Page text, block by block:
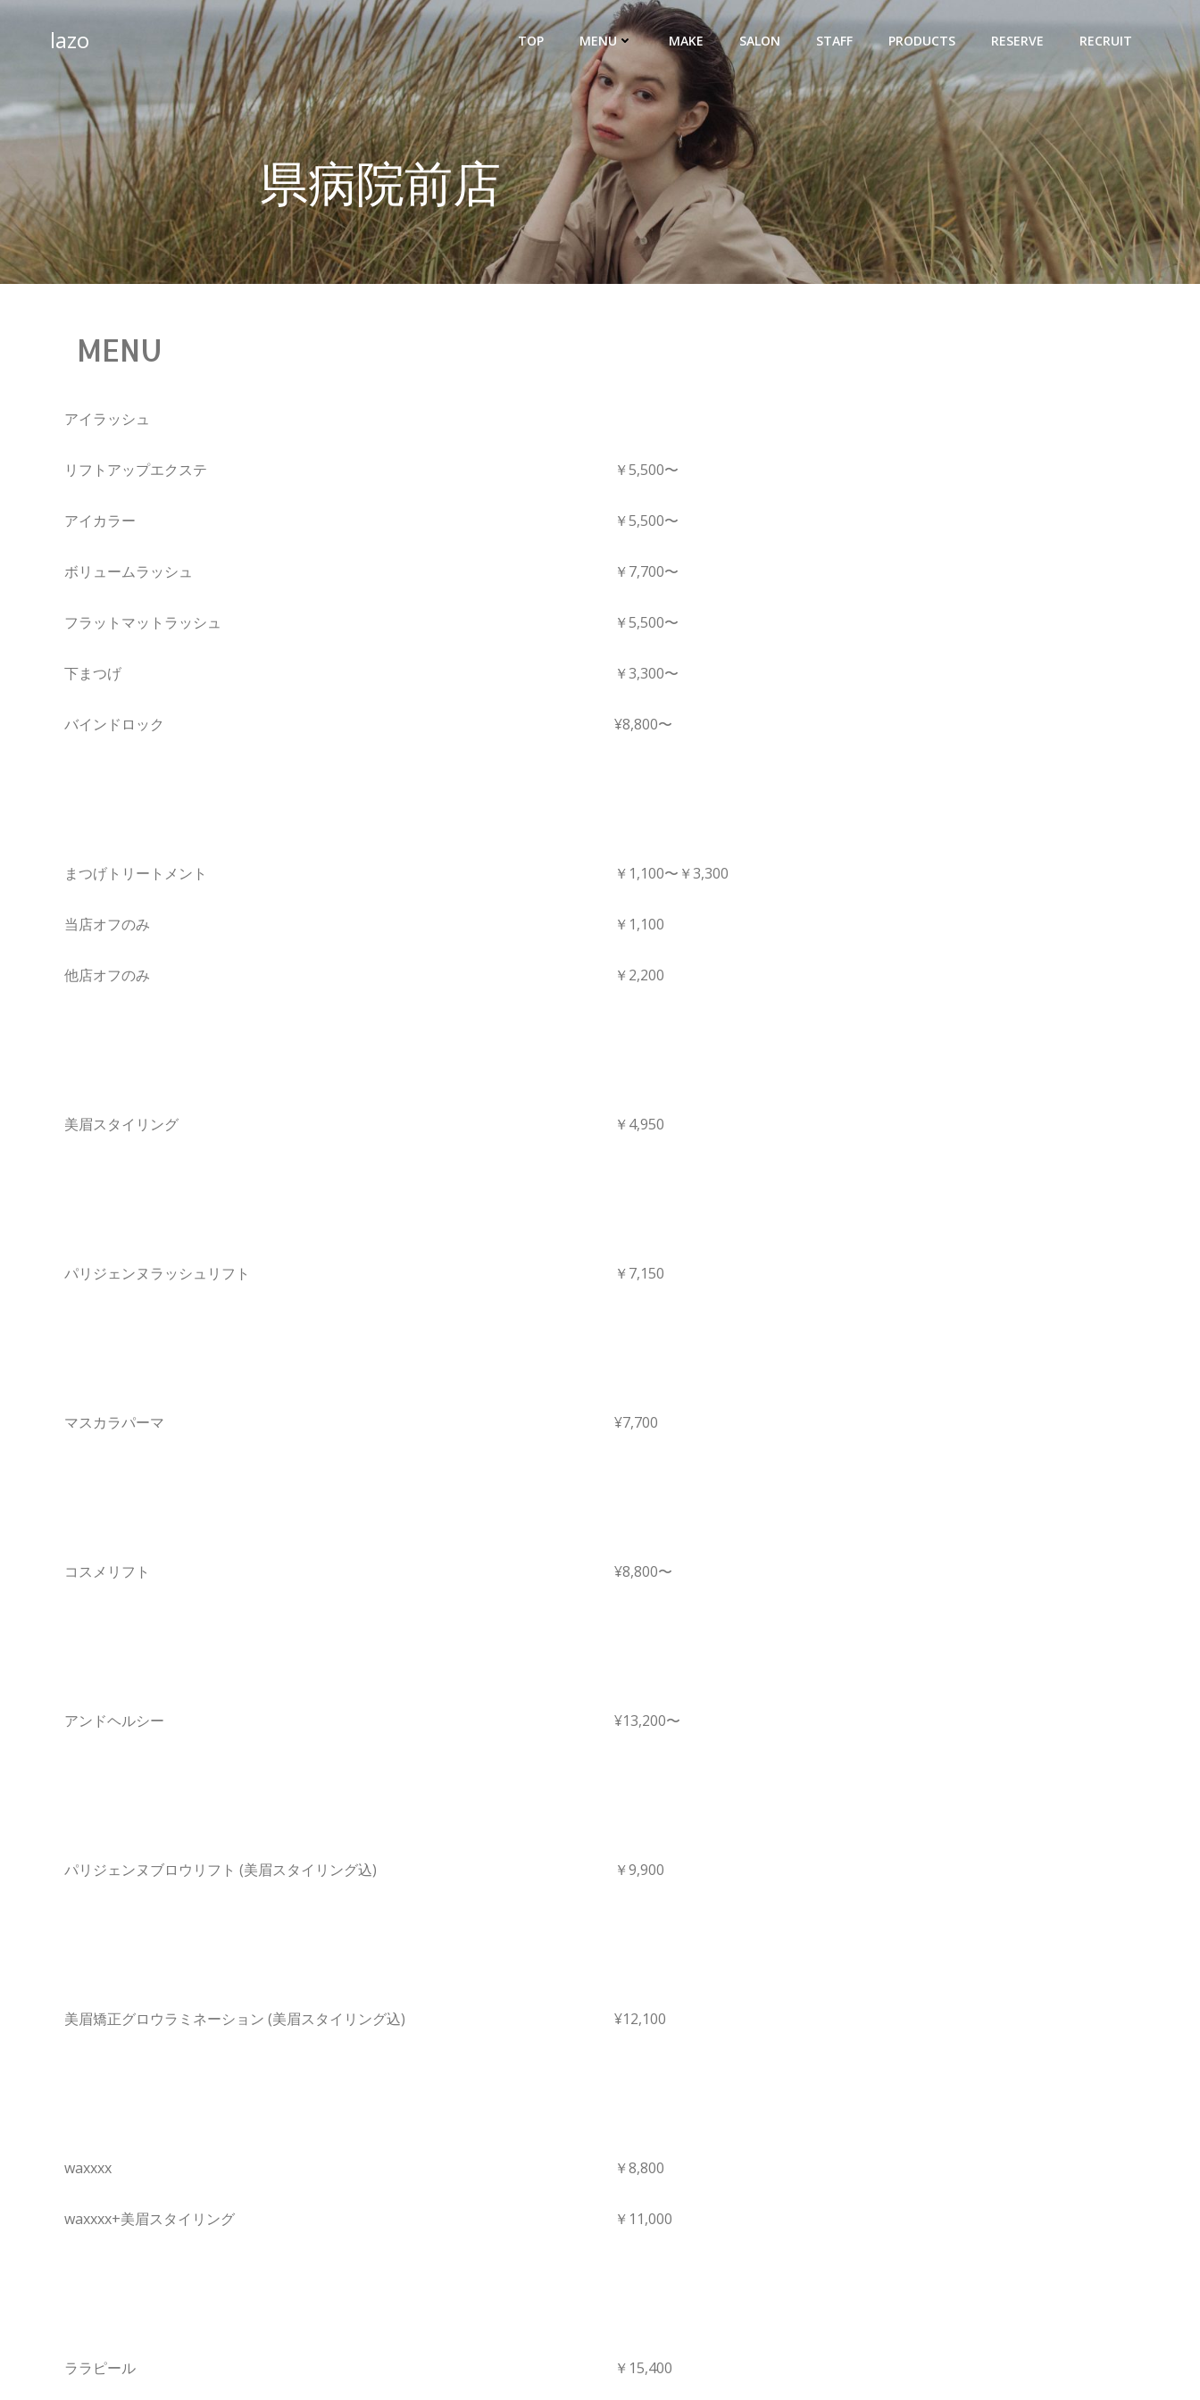
へ
ス
プ
lazo TOP MENU MAKE SALON STAFF PRODUCTS RESERVE RECRUIT
県病院前店
MENU
アイラッシュ
リフトアップエクステ ￥5,500〜
アイカラー ￥5,500〜
ボリュームラッシュ ￥7,700〜
フラットマットラッシュ ￥5,500〜
下まつげ ￥3,300〜
バインドロック ¥8,800〜
まつげトリートメント ￥1,100〜￥3,300
当店オフのみ ￥1,100
他店オフのみ ￥2,200
美眉スタイリング ￥4,950
パリジェンヌラッシュリフト ￥7,150
マスカラパーマ ¥7,700
コスメリフト ¥8,800〜
アンドヘルシー ¥13,200〜
パリジェンヌブロウリフト (美眉スタイリング込) ￥9,900
美眉矯正グロウラミネーション (美眉スタイリング込) ¥12,100
waxxxx ￥8,800
waxxxx+美眉スタイリング ￥11,000
ララピール ￥15,400